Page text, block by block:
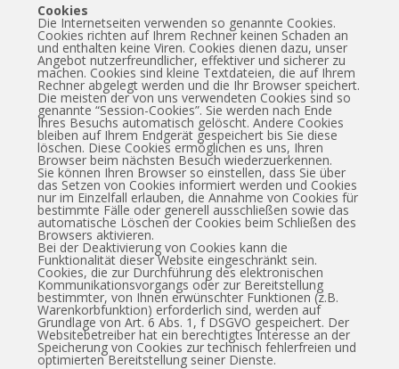
Cookies
Die Internetseiten verwenden so genannte Cookies.
Cookies richten auf Ihrem Rechner keinen Schaden an
und enthalten keine Viren. Cookies dienen dazu, unser
Angebot nutzerfreundlicher, effektiver und sicherer zu
machen. Cookies sind kleine Textdateien, die auf Ihrem
Rechner abgelegt werden und die Ihr Browser speichert.
Die meisten der von uns verwendeten Cookies sind so
genannte “Session-Cookies”. Sie werden nach Ende
Ihres Besuchs automatisch gelöscht. Andere Cookies
bleiben auf Ihrem Endgerät gespeichert bis Sie diese
löschen. Diese Cookies ermöglichen es uns, Ihren
Browser beim nächsten Besuch wiederzuerkennen.
Sie können Ihren Browser so einstellen, dass Sie über
das Setzen von Cookies informiert werden und Cookies
nur im Einzelfall erlauben, die Annahme von Cookies für
bestimmte Fälle oder generell ausschließen sowie das
automatische Löschen der Cookies beim Schließen des
Browsers aktivieren.
Bei der Deaktivierung von Cookies kann die
Funktionalität dieser Website eingeschränkt sein.
Cookies, die zur Durchführung des elektronischen
Kommunikationsvorgangs oder zur Bereitstellung
bestimmter, von Ihnen erwünschter Funktionen (z.B.
Warenkorbfunktion) erforderlich sind, werden auf
Grundlage von Art. 6 Abs. 1, f DSGVO gespeichert. Der
Websitebetreiber hat ein berechtigtes Interesse an der
Speicherung von Cookies zur technisch fehlerfreien und
optimierten Bereitstellung seiner Dienste.